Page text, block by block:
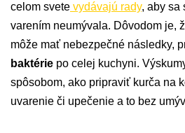
celom svete vydávajú rady, aby sa
varením neumývala. Dôvodom je,
môže mať nebezpečné následky,
baktérie po celej kuchyni.
spôsobom, ako pripraviť kurča na
uvarenie či upečenie a to bez